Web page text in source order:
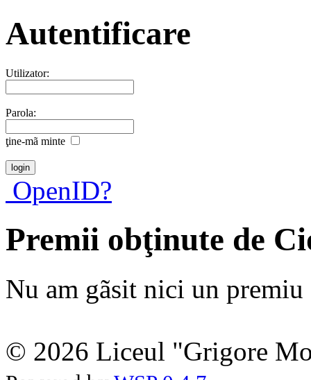
Autentificare
Utilizator:
Parola:
ţine-mã minte
OpenID?
Premii obţinute de
Nu am gãsit nici un premiu
© 2026 Liceul "Grigore